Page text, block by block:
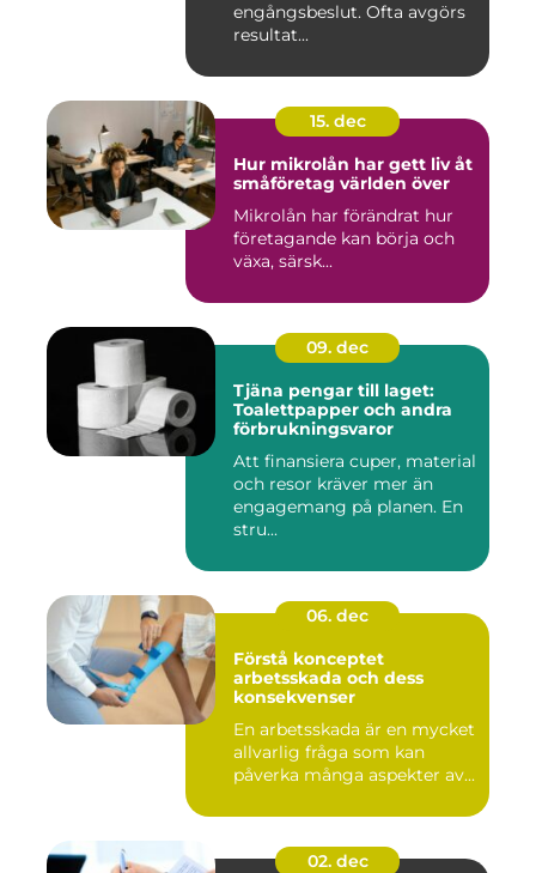
engångsbeslut. Ofta avgörs
resultat...
15. dec
Hur mikrolån har gett liv åt
småföretag världen över
Mikrolån har förändrat hur
företagande kan börja och
växa, särsk...
09. dec
Tjäna pengar till laget:
Toalettpapper och andra
förbrukningsvaror
Att finansiera cuper, material
och resor kräver mer än
engagemang på planen. En
stru...
06. dec
Förstå konceptet
arbetsskada och dess
konsekvenser
En arbetsskada är en mycket
allvarlig fråga som kan
påverka många aspekter av...
02. dec